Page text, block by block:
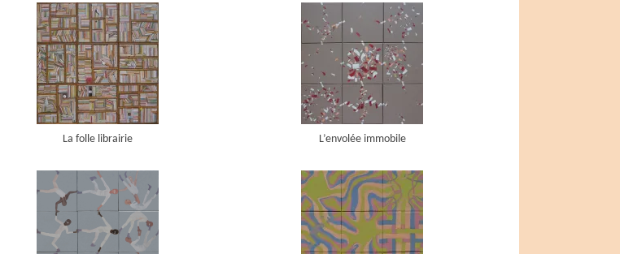
La folle librairie L’envolée immobile